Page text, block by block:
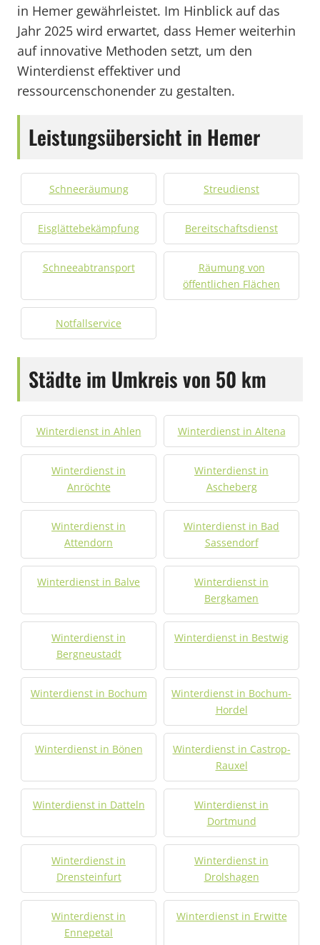
in Hemer gewährleistet. Im Hinblick auf das
Jahr 2025 wird erwartet, dass Hemer weiterhin
auf innovative Methoden setzt, um den
Winterdienst effektiver und
ressourcenschonender zu gestalten.
Leistungsübersicht in Hemer
Schneeräumung Streudienst
Eisglättebekämpfung Bereitschaftsdienst
Schneeabtransport
Räumung von
öffentlichen Flächen
Notfallservice
Städte im Umkreis von 50 km
Winterdienst in Ahlen Winterdienst in Altena
Winterdienst in
Anröchte
Winterdienst in
Ascheberg
Winterdienst in
Attendorn
Winterdienst in Bad
Sassendorf
Winterdienst in Balve
Winterdienst in
Bergkamen
Winterdienst in
Bergneustadt
Winterdienst in Bestwig
Winterdienst in Bochum
Winterdienst in Bochum-
Hordel
Winterdienst in Bönen
Winterdienst in Castrop-
Rauxel
Winterdienst in Datteln
Winterdienst in
Dortmund
Winterdienst in
Drensteinfurt
Winterdienst in
Drolshagen
Winterdienst in
Ennepetal
Winterdienst in Erwitte